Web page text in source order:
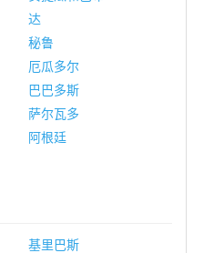
达
秘鲁
厄瓜多尔
巴巴多斯
萨尔瓦多
阿根廷
基里巴斯